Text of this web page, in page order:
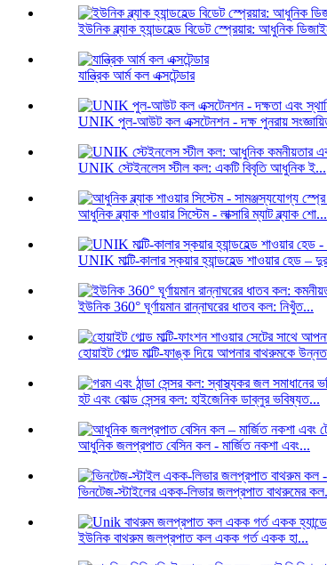
ইউনিক ব্ল্যাক হ্যান্ডহেল্ড বিডেট স্প্রেয়ার: আধুনিক
যান্ত্রিক আর্ম কল এক্সটেন্ডার
UNIK পুল-আউট কল এক্সটেনশন - দক্ষ পুনরায়
UNIK স্টেইনলেস স্টীল কল: একটি বিবৃতি আধুনিক ই...
আধুনিক ব্ল্যাক শাওয়ার সিস্টেম - লাক্সারি ম্যাট ব্ল্যাক শো...
UNIK মাল্টি-কালার স্কয়ার হ্যান্ডহেল্ড শাওয়ার হেড –
ইউনিক 360° ঘূর্ণায়মান রান্নাঘরের ধাতব কল: নিখুঁত...
হোয়াইট গোল্ড মাল্টি-ফাঙ্ক দিয়ে আপনার বাথরুমকে
হট এবং কোল্ড সেন্সর কল: হাইজেনিক ডাব্লুর ভবিষ্যত...
আধুনিক জলপ্রপাত বেসিন কল - মার্জিত নকশা এবং...
ভিনটেজ-স্টাইলের একক-লিভার জলপ্রপাত বাথরুমের
ইউনিক বাথরুম জলপ্রপাত কল একক গর্ত একক হা...